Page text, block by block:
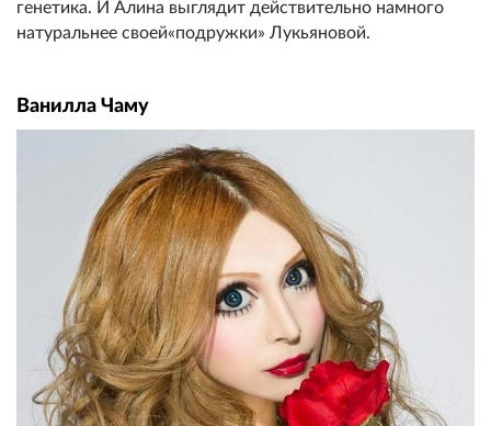
генетика. И Алина выглядит действительно намного
натуральнее своей«подружки» Лукьяновой.
Ванилла Чаму